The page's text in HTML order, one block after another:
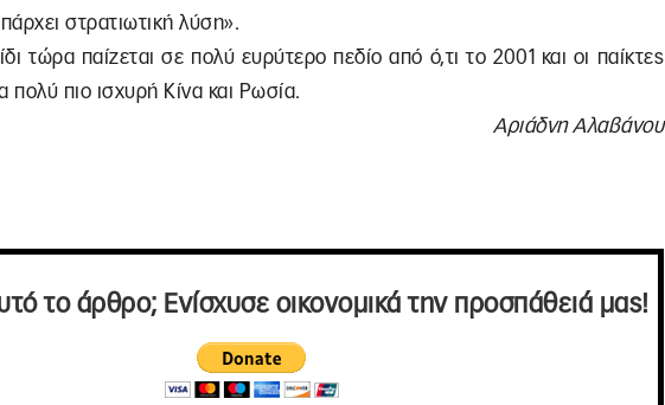
στρατιωτική λύση».
τώρα παίζεται σε πολύ ευρύτερο πεδίο από ό,τι το 2001 και οι παίκτες
πολύ πιο ισχυρή Κίνα και Ρωσία.
Αριάδνη Αλαβάνου
το άρθρο; Ενίσχυσε οικονομικά την προσπάθειά μας!